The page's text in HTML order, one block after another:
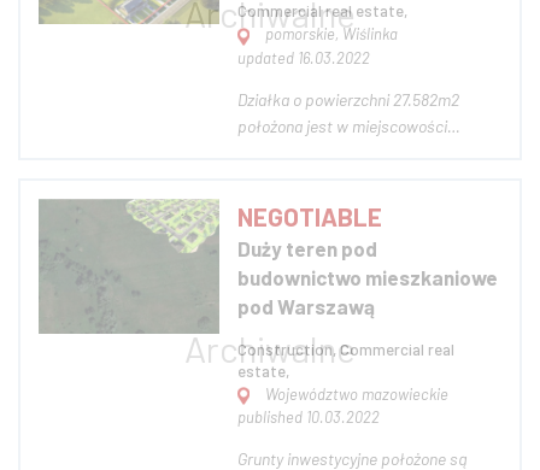
Commercial real estate,
pomorskie, Wiślinka
updated 16.03.2022
Działka o powierzchni 27.582m2
położona jest w miejscowości
Działka jest objęta aktualnym
miejscowym planem
zagospodarowania przestrzennego
(MN5 – tereny zabudowy
mieszkaniowej jednorod...
NEGOTIABLE
Duży teren pod
budownictwo mieszkaniowe
pod Warszawą
Construction, Commercial real
estate,
Województwo mazowieckie
published 10.03.2022
Grunty inwestycyjne położone są